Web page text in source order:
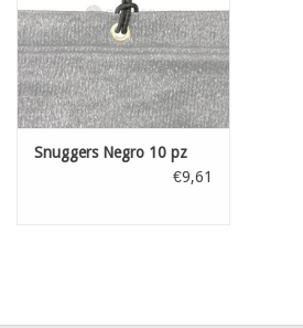
Snuggers Negro 10 pz
€9,61